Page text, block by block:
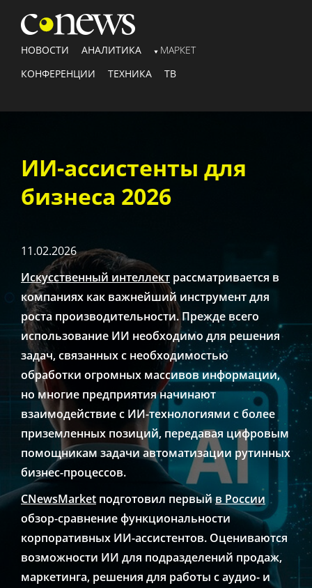
НОВОСТИ АНАЛИТИКА
МАРКЕТ
КОНФЕРЕНЦИИ
ТЕХНИКА ТВ
ИИ-ассистенты для
бизнеса 2026
Искусственный интеллект рассматривается в
компаниях как важнейший инструмент для
роста производительности. Прежде всего
использование ИИ необходимо для решения
задач, связанных с необходимостью
обработки огромных массивов информации,
но многие предприятия начинают
взаимодействие с ИИ-технологиями с более
приземленных позиций, передавая цифровым
помощникам задачи автоматизации рутинных
бизнес-процессов.
CNewsMarket подготовил первыйв России
обзор-сравнение функциональности
корпоративных ИИ-ассистентов. Оцениваются
возможности ИИ для подразделений продаж,
маркетинга, решения для работы с аудио- и
11.02.2026